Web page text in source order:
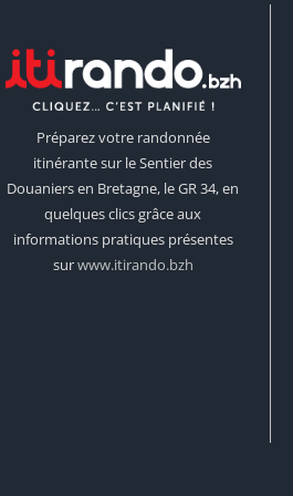
Préparez votre randonnée
itinérante sur le Sentier des
Douaniers en Bretagne, le GR 34, en
quelques clics grâce aux
informations pratiques présentes
surwww.itirando.bzh